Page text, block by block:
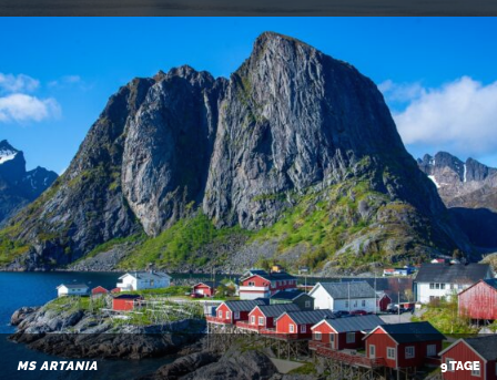
MS ARTANIA 9 TAGE